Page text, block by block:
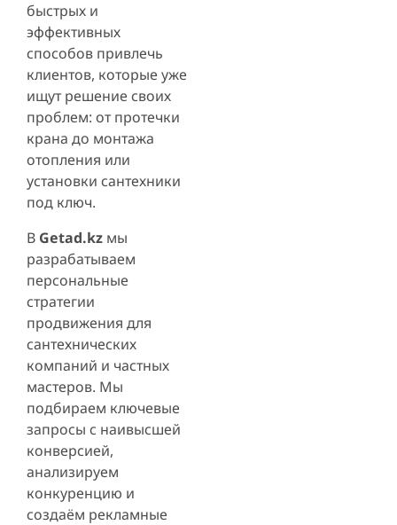
быстрых и
эффективных
способов привлечь
клиентов, которые уже
ищут решение своих
проблем: от протечки
крана до монтажа
отопления или
установки сантехники
под ключ.
В Getad.kz мы
разрабатываем
персональные
стратегии
продвижения для
сантехнических
компаний и частных
мастеров. Мы
подбираем ключевые
запросы с наивысшей
конверсией,
анализируем
конкуренцию и
создаём рекламные